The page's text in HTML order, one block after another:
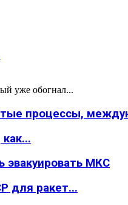
уже обогнал...
процессы,
эвакуировать МКС
для ракет...